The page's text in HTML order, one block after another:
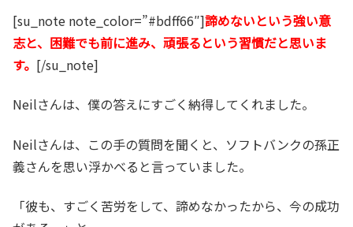
[su_note note_color=”#bdff66″]諦めないという強い意
志と、困難でも前に進み、頑張るという習慣だと思いま
す。 [/su_note]
Neilさんは、僕の答えにすごく納得してくれました。
Neilさんは、この手の質問を聞くと、ソフトバンクの孫正
義さんを思い浮かべると言っていました。
「彼も、すごく苦労をして、諦めなかったから、今の成功